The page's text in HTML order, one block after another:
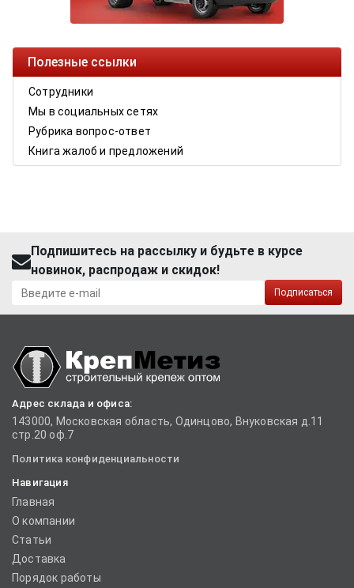
Полезные ссылки
Сотрудники
Мы в социальных сетях
Рубрика вопрос-ответ
Книга жалоб и предложений
Подпишитесь на рассылку и будьте в курсе
новинок, распродаж и скидок!
Подписаться
Адрес склада и офиса:
143000, Московская область, Одинцово, Внуковская д.11
стр.20 оф.7
Политика конфиденциальности
Навигация
Главная
О компании
Статьи
Доставка
Порядок работы